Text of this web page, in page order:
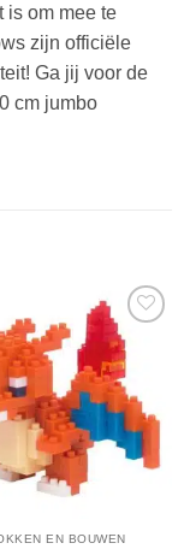
is om mee te
zijn officiële
Ga jij voor de
cm jumbo
EN BOUWEN